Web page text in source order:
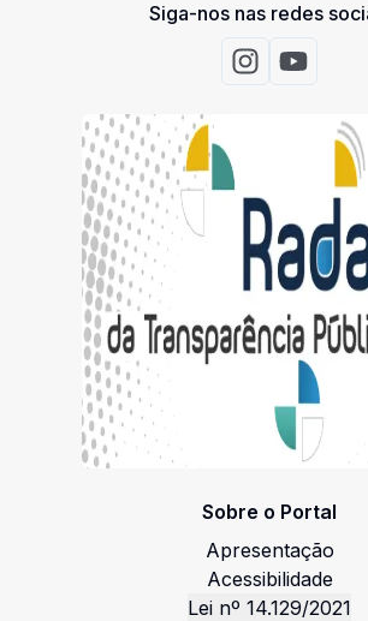
Siga-nos nas redes
AcessarAcessar
Sobre o Portal
Apresentação
Acessibilidade
Lei nº 14.129/2021